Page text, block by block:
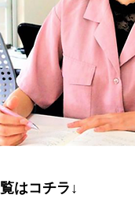
はコチラ↓